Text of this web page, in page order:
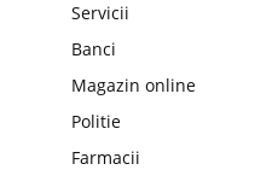
Servicii
Banci
Magazin online
Politie
Farmacii